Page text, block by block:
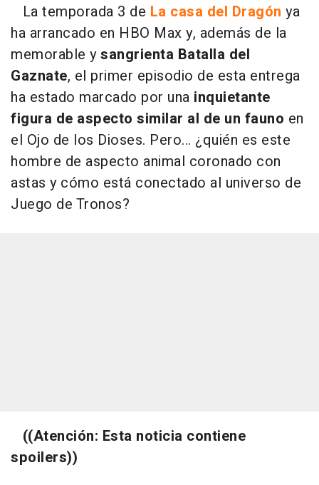
La temporada 3 de La casa del Dragón ya
ha arrancado en HBO Max y, además de la
memorable ysangrienta Batalla del
Gaznate, el primer episodio de esta entrega
ha estado marcado por una inquietante
figura de aspecto similar al de un fauno en
el Ojo de los Dioses. Pero... ¿quién es este
hombre de aspecto animal coronado con
astas y cómo está conectado al universo de
Juego de Tronos?
((Atención: Esta noticia contiene
spoilers))